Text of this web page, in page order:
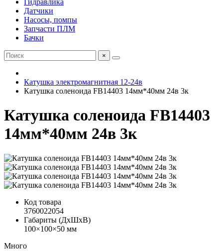
Гидравлика
Датчики
Насосы, помпы
Запчасти ПЛМ
Бачки
×
Катушка электромагнитная 12-24в
Катушка соленоида FB14403 14мм*40мм 24в 3к
Катушка соленоида FB14403
14мм*40мм 24в 3к
Код товара
3760022054
Габариты (ДхШхВ)
100×100×50 мм
Много